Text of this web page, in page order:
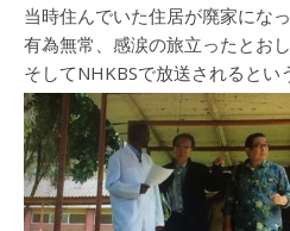
当時住んでいた住居が廃家にな
有為無常、感涙の旅立ったとお
そしてNHKBSで放送されるとい